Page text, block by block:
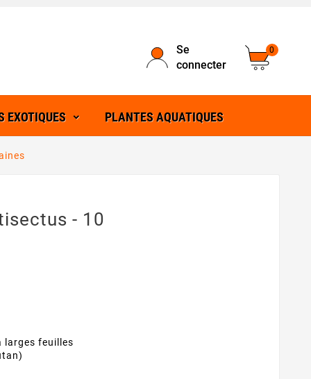
Se
connecter
0
EXOTIQUES PLANTES AQUATIQUES
- 10
larges feuilles